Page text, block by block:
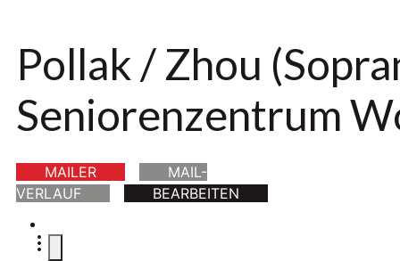
Pollak / Zhou
Seniorenzentrum
MAILER
MAIL-
VERLAUF
BEARBEITEN